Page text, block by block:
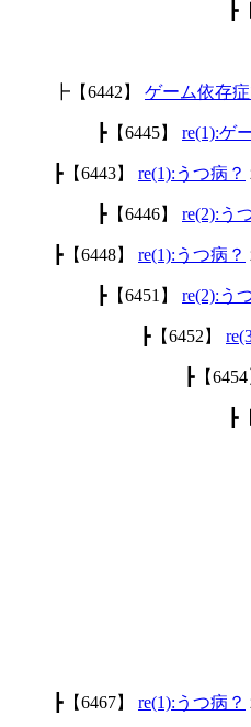
┣
┣【6442】 ゲーム依存症
┣【6445】 re(1):ゲ
┣【6443】 re(1):うつ病？
┣【6446】 re(2):う
┣【6448】 re(1):うつ病？
┣【6451】 re(2):う
┣【6452】
┣【6454
┣
┣【6467】 re(1):うつ病？